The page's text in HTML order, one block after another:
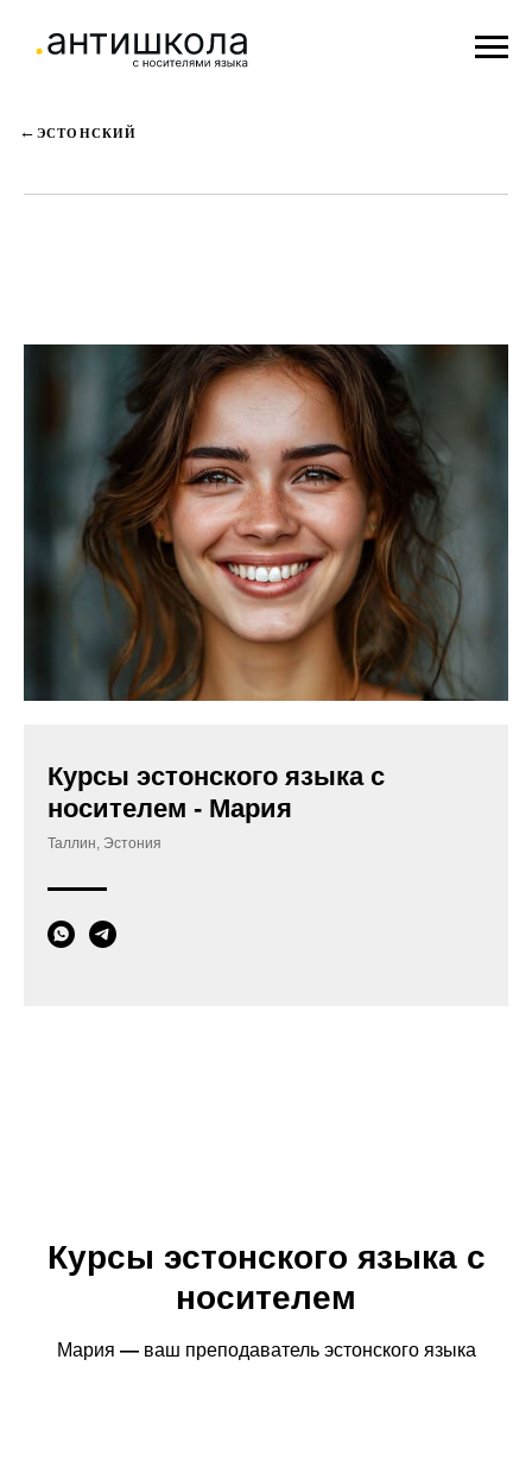
ЭСТОНСКИЙ
Курсы эстонского языка с
носителем - Мария
Таллин, Эстония
Курсы эстонского языка с
носителем
Мария — ваш преподаватель эстонского языка